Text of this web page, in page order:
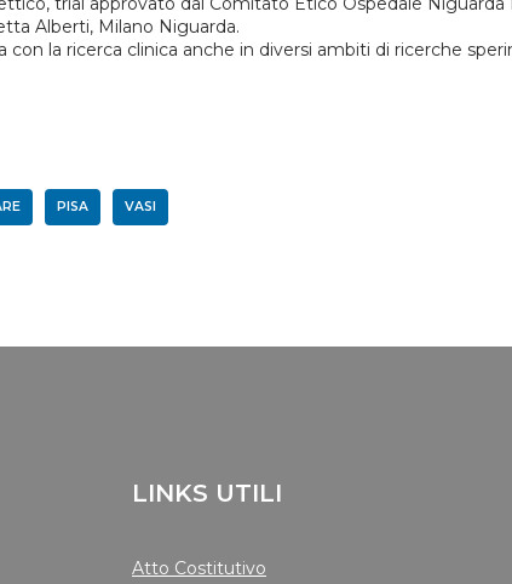
Alberti, Milano Niguarda.
la ricerca clinica anche in diversi ambiti di ricerche
PISA VASI
LINKS UTILI
Atto Costitutivo